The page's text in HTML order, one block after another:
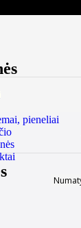
pieneliai